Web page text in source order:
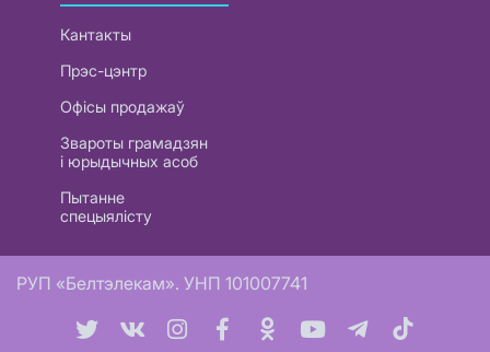
Кантакты
Прэс-цэнтр
Офісы продажаў
Звароты грамадзян
і юрыдычных асоб
Пытанне
спецыялісту
РУП «Белтэлекам». УНП 101007741